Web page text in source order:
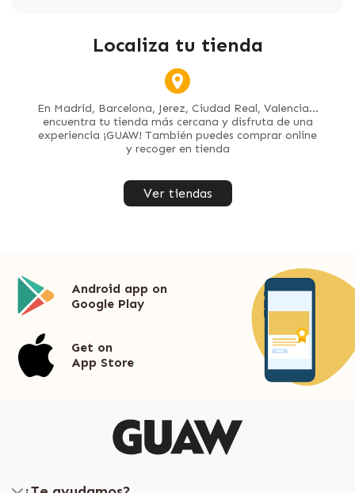
Localiza tu tienda
En Madrid, Barcelona, Jerez, Ciudad Real, Valencia...
encuentra tu tienda más cercana y disfruta de una
experiencia ¡GUAW! También puedes comprar online
y recoger en tienda
Ver tiendas
Android app on
Google Play
Get on
App Store